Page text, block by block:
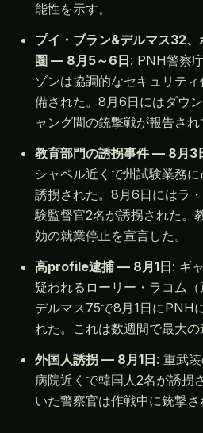
能性を示す。
プイ・ブラン&デルマス32
圏 — 8月5～6日: PNH警察
ゾンは協調的なセキュリテ
備された。8月6日にはダウ
ャング間の銃撃戦が報告され
教育部門の誘拐事件 — 8月3
シャペル近くで州試験業務
誘拐された。8月6日にはラ
験監督官2名が誘拐された。
効の就業停止を宣言した。
高profile逮捕 — 8月1日: ギ
疑われるローリー・ラコム
デルマス75で8月1日にPNH
れた。これは数週間で最大の
外国人誘拐 — 8月1日: 重武
病院近くで韓国人2名が誘拐
いた警察官は作戦中に銃撃さ